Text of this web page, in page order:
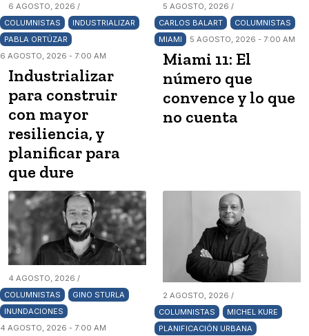
6 AGOSTO, 2026 /
COLUMNISTAS
INDUSTRIALIZAR
PABLA ORTÚZAR
6 AGOSTO, 2026 - 7:00 AM
Industrializar
para construir
con mayor
resiliencia, y
planificar para
que dure
5 AGOSTO, 2026 /
CARLOS BALART
COLUMNISTAS
MIAMI
5 AGOSTO, 2026 - 7:00 AM
Miami 11: El
número que
convence y lo que
no cuenta
4 AGOSTO, 2026 /
COLUMNISTAS
GINO STURLA
INUNDACIONES
4 AGOSTO, 2026 - 7:00 AM
2 AGOSTO, 2026 /
COLUMNISTAS
MICHEL KURE
PLANIFICACIÓN URBANA